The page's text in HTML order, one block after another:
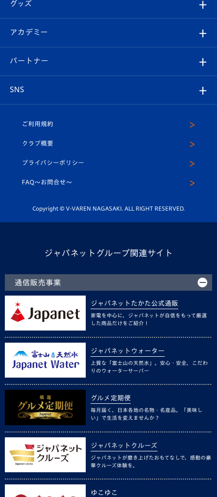
チケット
イベント
メディア
ホームタウン
スタッフプロフィール
マスコット紹介
平和祈念活動
ホームタウン活動
Revive Team
ヴィヴィくんの長崎おもてなしガイド
フォトギャラリー
スタジアムグルメ
V-LOVERS（ファンクラブ）
プレイヤーズスイート
グッズ
オンラインショップ
店舗情報
アカデミー
育成からのお知らせ
U-18
スクール
パートナー
SNS
ヴィヴィくんインスタグラム
公式LINE＠
ご利用規約
クラブ概要
プライバシーポリシー
FAQ〜お問合せ〜
Copyright © V-VAREN NAGASAKI. ALL RIGHT RESERVED.
ジャパネットグループ関連サイト
通信販売事業
ジャパネットたかた公式通販
家電を中心に、ジャパネットが自信をもって厳選
した商品だけをご紹介！
ジャパネットウォーター
上質な「富士山の天然水」。安心・安全、こだわ
りのウォーターサーバー
グルメ定期便
毎月届く、日本各地の名物・名産品。「美味し
い」で生活を変えませんか？
ジャパネットクルーズ
ジャパネットが磨き上げたおもてなしで、感動の豪
華クルーズ体験を。
ゆこゆこ